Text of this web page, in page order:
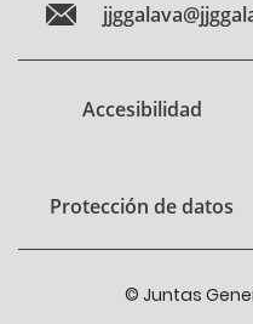
Accesibilidad
Protección de datos
© Juntas